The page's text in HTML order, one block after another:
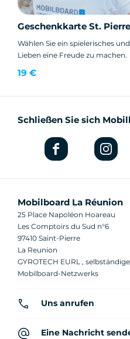
Geschenkkarte St.
Wählen Sie ein spielerisches
Lieben eine Freude zu machen.
19 €
Schließen Sie sich
Mobilboard La Réunion
25 Place Napoléon Hoareau
Les Comptoirs du Sud n°6
97410 Saint-Pierre
La Reunion
GYROTECH EURL ,
Mobilboard-Netzwerks
Uns anrufen
Eine Nachricht